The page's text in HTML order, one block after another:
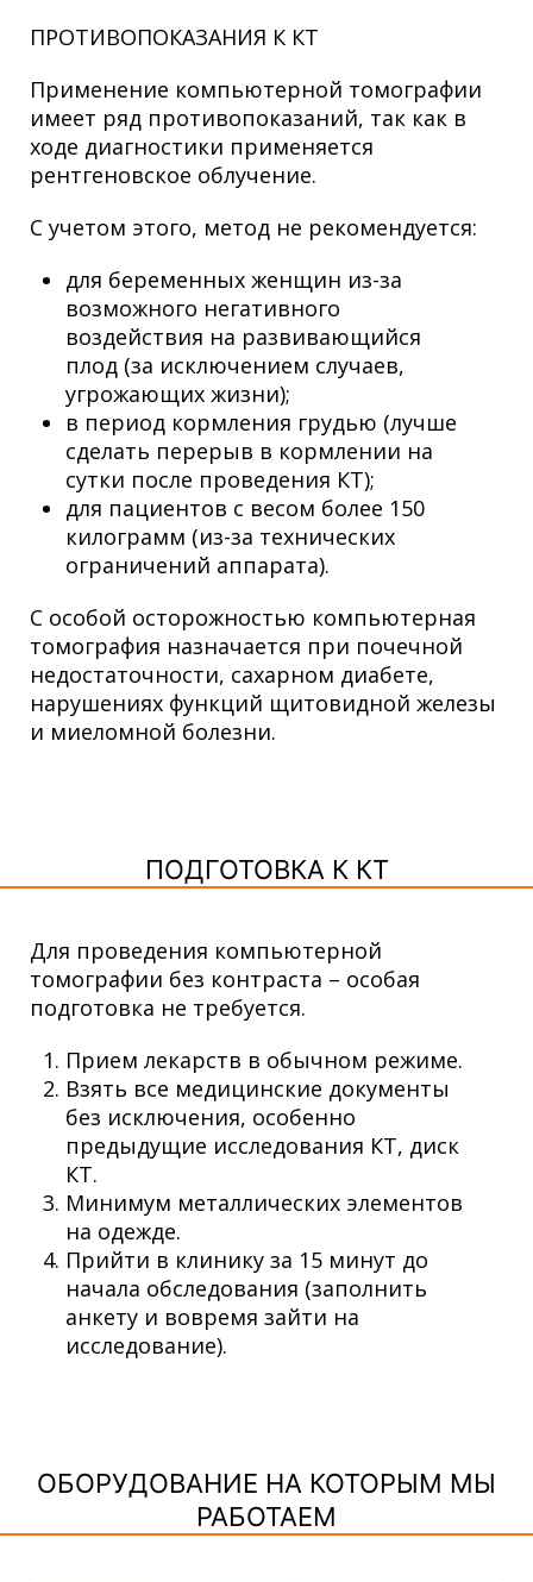
ПРОТИВОПОКАЗАНИЯ К КТ
Применение компьютерной томографии
имеет ряд противопоказаний, так как в
ходе диагностики применяется
рентгеновское облучение.
С учетом этого, метод не рекомендуется:
для беременных женщин из-за
возможного негативного
воздействия на развивающийся
плод (за исключением случаев,
угрожающих жизни);
в период кормления грудью (лучше
сделать перерыв в кормлении на
сутки после проведения КТ);
для пациентов с весом более 150
килограмм (из-за технических
ограничений аппарата).
С особой осторожностью компьютерная
томография назначается при почечной
недостаточности, сахарном диабете,
нарушениях функций щитовидной железы
и миеломной болезни.
ПОДГОТОВКА К КТ
Для проведения компьютерной
томографии без контраста – особая
подготовка не требуется.
Прием лекарств в обычном режиме.
Взять все медицинские документы
без исключения, особенно
предыдущие исследования КТ, диск
КТ.
Минимум металлических элементов
на одежде.
Прийти в клинику за 15 минут до
начала обследования (заполнить
анкету и вовремя зайти на
исследование).
ОБОРУДОВАНИЕ НА КОТОРЫМ МЫ
РАБОТАЕМ